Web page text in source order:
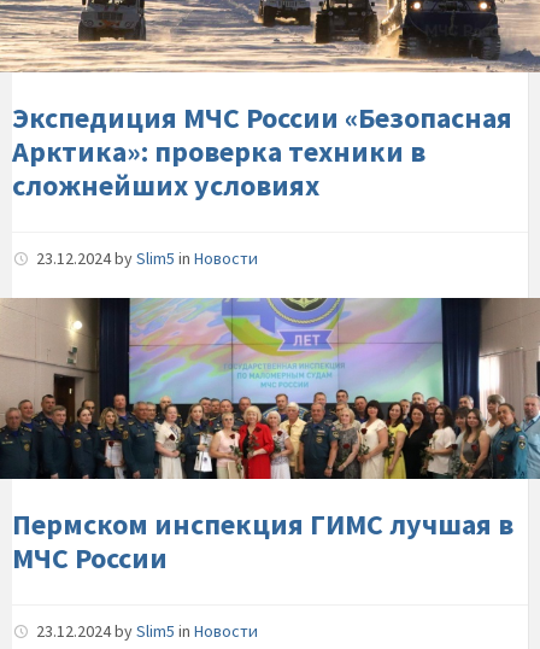
проверка-
техники-
в-
сложнейших-
Экспедиция МЧС России «Безопасная
Арктика»: проверка техники в
сложнейших условиях
23.12.2024bySlim5 in Новости
Пермском-
инспекция-
ГИМС-
лучшая-
в-
МЧС-
России
Пермском инспекция ГИМС лучшая в
МЧС России
23.12.2024bySlim5 in Новости